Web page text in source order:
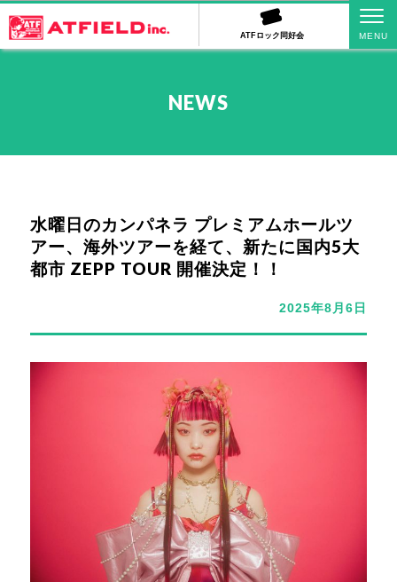
ATFロック同好会
NEWS
水曜日のカンパネラ プレミアムホールツ
アー、海外ツアーを経て、新たに国内5大
都市 ZEPP TOUR 開催決定！！
2025年8月6日